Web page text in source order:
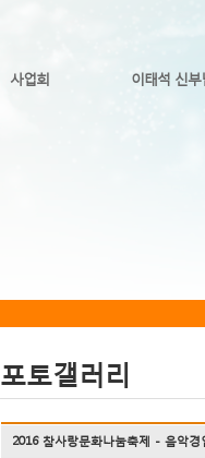
사업회 이태석 신부
포토갤러리
2016 참사랑문화나눔축제 - 음악경